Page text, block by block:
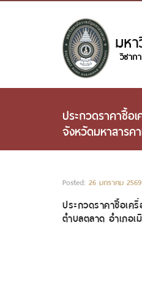
ประกวดราคาซื้
จังหวัดมหาสารค
Posted: 26 มกราคม 2569
ประกวดราคาซื้อเ
ตำบลตลาด อำเภอ